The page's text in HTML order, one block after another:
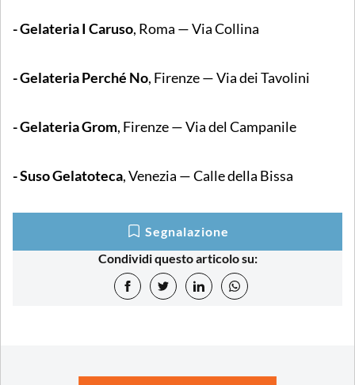
- Gelateria I Caruso, Roma — Via Collina
- Gelateria Perché No, Firenze — Via dei Tavolini
- Gelateria Grom, Firenze — Via del Campanile
- Suso Gelatoteca, Venezia — Calle della Bissa
Segnalazione
Condividi questo articolo su: